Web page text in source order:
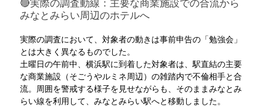
🔴実際の調査動線：主要な商業施設での合流から
みなとみらい周辺のホテルへ
実際の調査において、対象者の動きは事前申告の「勉強会」
とは大きく異なるものでした。
土曜日の午前中、横浜駅に到着した対象者は、駅直結の主要
な商業施設（そごうやルミネ周辺）の雑踏内で不倫相手と合
流。周囲を警戒する様子を見せながらも、そのままみなとみ
らい線を利用して、みなとみらい駅へと移動しました。